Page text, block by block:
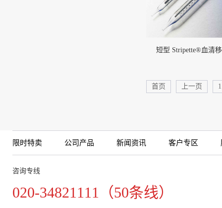
短型 Stripette®血清
首页 上一页 1
限时特卖 公司产品 新闻资讯 客户专区
咨询专线
020-34821111（50条线）